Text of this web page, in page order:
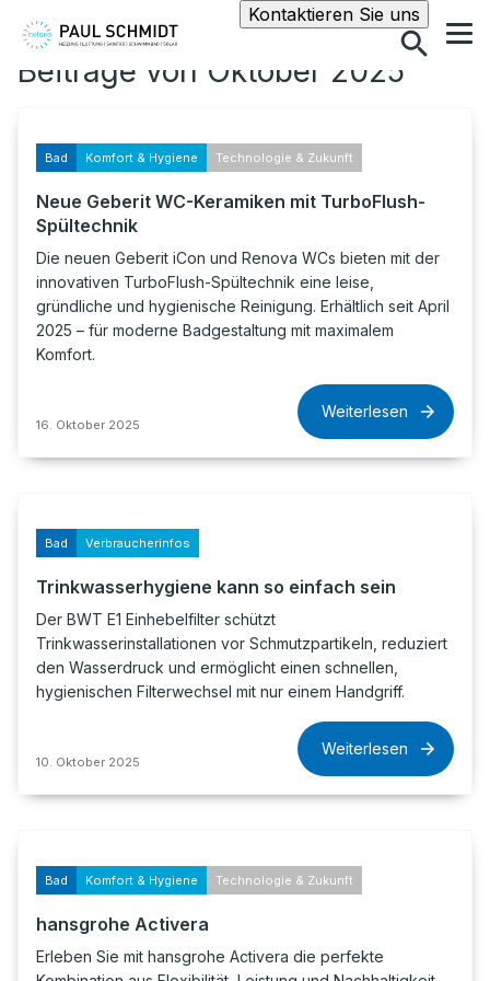
Kontaktieren Sie unsSuche
Beiträge von Oktober 2025
Bad Komfort & Hygiene Technologie & Zukunft
Neue Geberit WC-Keramiken mit TurboFlush-
Spültechnik
Die neuen Geberit iCon und Renova WCs bieten mit der
innovativen TurboFlush-Spültechnik eine leise,
gründliche und hygienische Reinigung. Erhältlich seit April
2025 – für moderne Badgestaltung mit maximalem
Komfort.
16. Oktober 2025
Weiterlesen
Bad Verbraucherinfos
Trinkwasserhygiene kann so einfach sein
Der BWT E1 Einhebelfilter schützt
Trinkwasserinstallationen vor Schmutzpartikeln, reduziert
den Wasserdruck und ermöglicht einen schnellen,
hygienischen Filterwechsel mit nur einem Handgriff.
10. Oktober 2025
Weiterlesen
Bad Komfort & Hygiene Technologie & Zukunft
hansgrohe Activera
Erleben Sie mit hansgrohe Activera die perfekte